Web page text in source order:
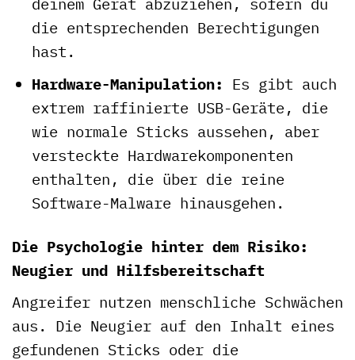
die entsprechenden Berechtigungen
hast.
Hardware-Manipulation: Es gibt auch
extrem raffinierte USB-Geräte, die
wie normale Sticks aussehen, aber
versteckte Hardwarekomponenten
enthalten, die über die reine
Software-Malware hinausgehen.
Die Psychologie hinter dem Risiko:
Neugier und Hilfsbereitschaft
Angreifer nutzen menschliche Schwächen
aus. Die Neugier auf den Inhalt eines
gefundenen Sticks oder die